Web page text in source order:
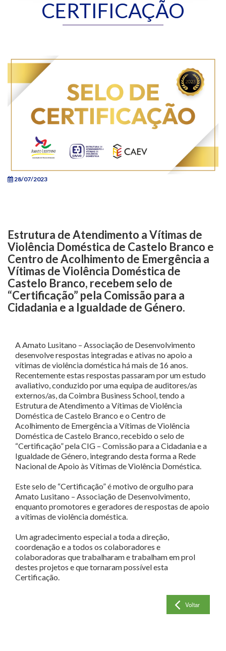
CERTIFICAÇÃO
28/07/2023
Estrutura de Atendimento a Vítimas de
Violência Doméstica de Castelo Branco e
Centro de Acolhimento de Emergência a
Vítimas de Violência Doméstica de
Castelo Branco, recebem selo de
“Certificação” pela Comissão para a
Cidadania e a Igualdade de Género.
A Amato Lusitano – Associação de Desenvolvimento
desenvolve respostas integradas e ativas no apoio a
vítimas de violência doméstica há mais de 16 anos.
Recentemente estas respostas passaram por um estudo
avaliativo, conduzido por uma equipa de auditores/as
externos/as, da Coimbra Business School, tendo a
Estrutura de Atendimento a Vítimas de Violência
Doméstica de Castelo Branco e o Centro de
Acolhimento de Emergência a Vítimas de Violência
Doméstica de Castelo Branco, recebido o selo de
“Certificação” pela CIG – Comissão para a Cidadania e a
Igualdade de Género, integrando desta forma a Rede
Nacional de Apoio às Vítimas de Violência Doméstica.
Este selo de “Certificação” é motivo de orgulho para
Amato Lusitano – Associação de Desenvolvimento,
enquanto promotores e geradores de respostas de apoio
a vítimas de violência doméstica.
Um agradecimento especial a toda a direção,
coordenação e a todos os colaboradores e
colaboradoras que trabalharam e trabalham em prol
destes projetos e que tornaram possível esta
Certificação.
Voltar